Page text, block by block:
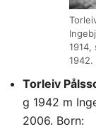
1942.
Torleiv
g 1942 m
2006. Born: